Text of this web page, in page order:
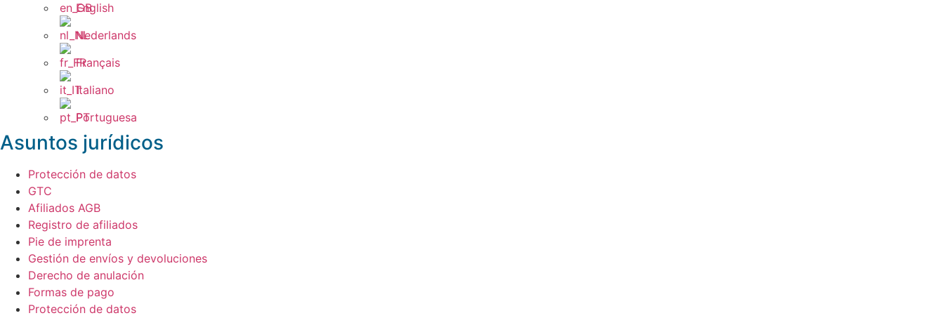
English
Nederlands
Français
Italiano
Portuguesa
Asuntos jurídicos
Protección de datos
GTC
Afiliados AGB
Registro de afiliados
Pie de imprenta
Gestión de envíos y devoluciones
Derecho de anulación
Formas de pago
Protección de datos